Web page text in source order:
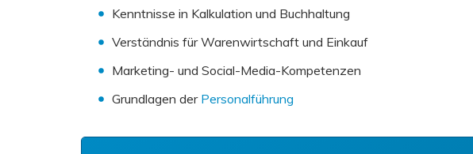
Kenntnisse in Kalkulation und Buchhaltung
Verständnis für Warenwirtschaft und Einkauf
Marketing- und Social-Media-Kompetenzen
Grundlagen der Personalführung